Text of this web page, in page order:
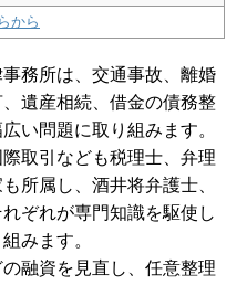
から
務所は、交通事故、離婚
遺産相続、借金の債務整
い問題に取り組みます。
取引なども税理士、弁理
所属し、酒井将弁護士、
ぞれが専門知識を駆使し
みます。
融資を見直し、任意整理